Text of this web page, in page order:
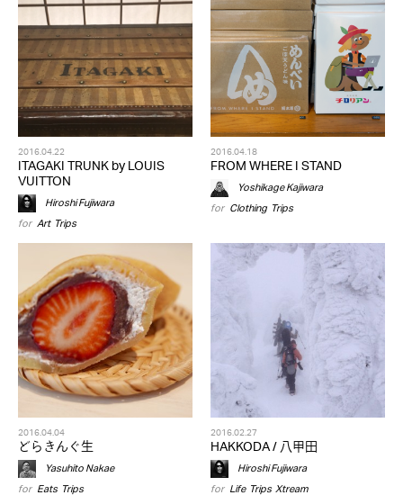
2016.04.22
ITAGAKI TRUNK by LOUIS
VUITTON
Hiroshi Fujiwara
for Art, Trips
2016.04.18
FROM WHERE I STAND
Yoshikage Kajiwara
for Clothing, Trips
2016.04.04
どらきんぐ生
Yasuhito Nakae
for Eats, Trips
2016.02.27
HAKKODA / 八甲田
Hiroshi Fujiwara
for Life, Trips,Xtream